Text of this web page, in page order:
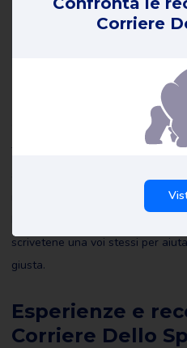
Recensioni su
Tutte le recensioni di Corriere
redatti da noi o da altri e
scrivetene una voi stessi per
giusta.
Esperienze e
Corriere Dello
Corriere